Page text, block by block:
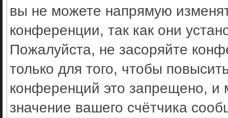
вы не можете напрямую
конференции, так как они
Пожалуйста, не засоряйте
только для того, чтобы
конференций это запрещено, и
значение вашего счётчика